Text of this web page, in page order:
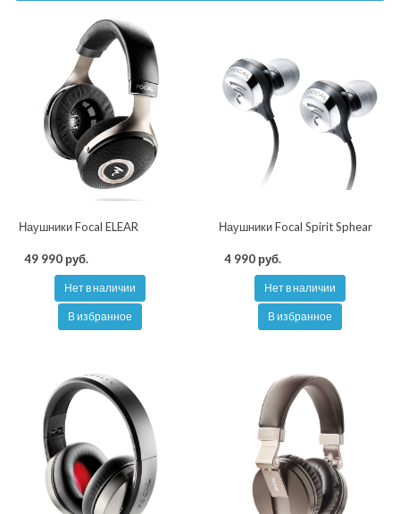
Наушники Focal ELEAR
49 990 руб.
Нет в наличии
В избранное
Наушники Focal Spirit Sphear
4 990 руб.
Нет в наличии
В избранное